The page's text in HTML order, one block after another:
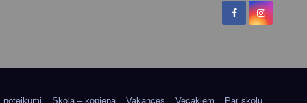
noteikumi Skola – kopienā Vakances Vecākiem Par skolu